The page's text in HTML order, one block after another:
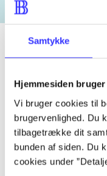
Samtykke
Hjemmesiden
Vi bruger cookies til
brugervenlighed. Du
tilbagetrække dit
bunden af siden. Du
cookies under
Tidsskrift
Artiklen er en del af
lorem
Tidsskrift
handler